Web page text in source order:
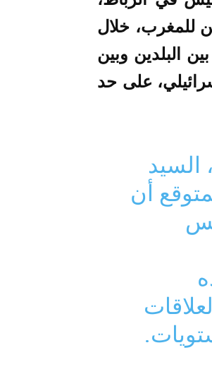
للمغرب، خلال
البلدين وبين
على حد
أن